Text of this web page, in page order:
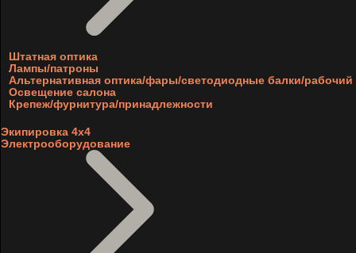
Штатная оптика
Лампы/патроны
Альтернативная оптика/фары/светодиодные балки/рабочий
Освещение салона
Крепеж/фурнитура/принадлежности
Экипировка 4х4
Электрооборудование